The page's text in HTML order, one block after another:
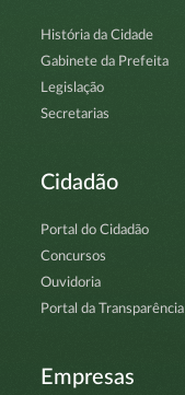
História da Cidade
Gabinete da Prefeita
Legislação
Secretarias
Cidadão
Portal do Cidadão
Concursos
Ouvidoria
Portal da Transparência
Empresas